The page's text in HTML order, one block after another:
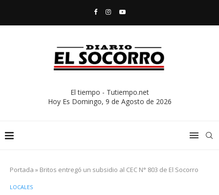
El tiempo - Tutiempo.net
Hoy Es Domingo, 9 de Agosto de 2026
Portada » Britos entregó un subsidio al CEC N° 803 de El Socorro
LOCALES